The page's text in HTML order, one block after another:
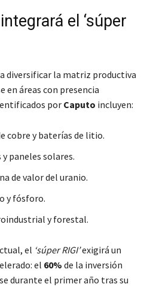
el ‘súper
diversificar la matriz productiva
en áreas con presencia
por Caputo incluyen:
cobre y baterías de litio.
paneles solares.
de valor del uranio.
y fósforo.
y forestal.
el ‘súper RIGI’exigirá un
el 60% de la inversión
durante el primer año tras su